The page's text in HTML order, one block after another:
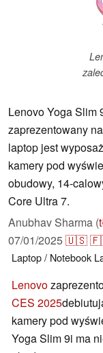
Lenovo Yoga Slim
zaprezentowany
laptop jest
kamery pod
obudowy, 14-
Core Ultra 7.
Anubhav Sharma (
07/01/2025🇺🇸
Laptop / Notebook
Lenovo
CES 2025
kamery pod
Yoga Slim 9i ma